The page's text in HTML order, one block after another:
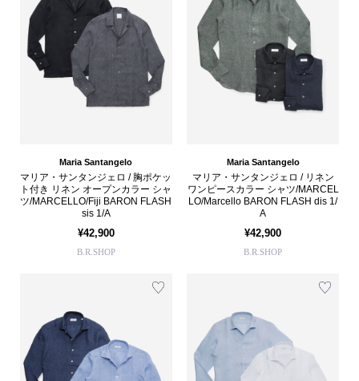
Maria Santangelo
マリア・サンタンジェロ / 胸ポケッ
ト付き リネン オープンカラー シャ
ツ/MARCELLO/Fiji BARON FLASH
sis 1/A
¥42,900
B.R.SHOP
Maria Santangelo
マリア・サンタンジェロ / リネン
ワンピースカラー シャツ/MARCEL
LO/Marcello BARON FLASH dis 1/
A
¥42,900
B.R.SHOP